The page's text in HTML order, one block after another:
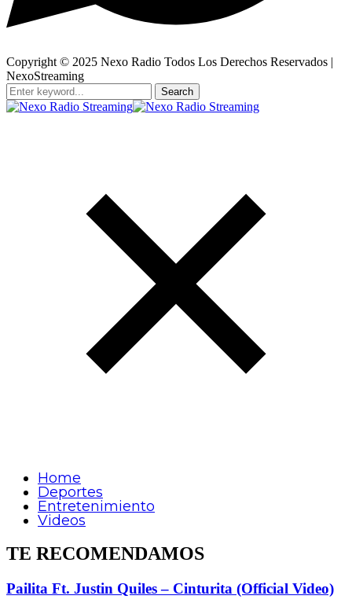
Copyright © 2025 Nexo Radio Todos Los Derechos Reservados |
NexoStreaming
Search
Home
Deportes
Entretenimiento
Videos
TE RECOMENDAMOS
Pailita Ft. Justin Quiles – Cinturita (Official Video)